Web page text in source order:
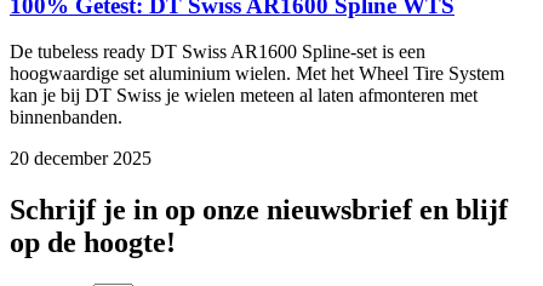
De tubeless ready DT Swiss AR1600 Spline-set is een
hoogwaardige set aluminium wielen. Met het Wheel Tire System
kan je bij DT Swiss je wielen meteen al laten afmonteren met
binnenbanden.
20 december 2025
Schrijf je in op onze nieuwsbrief en blijf
op de hoogte!